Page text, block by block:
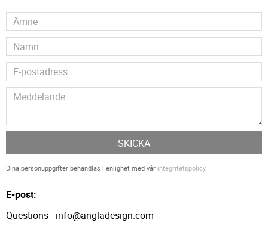
SKICKA
Dina personuppgifter behandlas i enlighet med vår integritetspolicy.
E-post:
Questions - info@angladesign.com